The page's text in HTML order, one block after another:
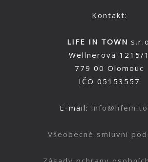
Kontakt:
LIFE IN TOWN
Wellnerova 1215/1
779 00 Olomouc
IČO 05153557
E-mail:
Všeobecné smluvní